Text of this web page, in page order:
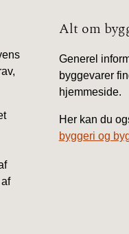
Alt om
Generel
byggevarer
hjemmeside.
Her kan du
byggeri og